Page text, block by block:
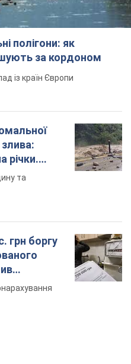
полігони: як
за кордоном
із країн Європи
річки.
та
грн боргу